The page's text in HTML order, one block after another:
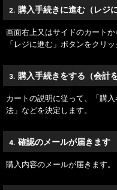
2. 購入手続きに進む（レジ
画面右上又はサイドのカート
「レジに進む」ボタンをクリッ
3. 購入手続きをする（会計
カートの説明に従って、「購
法」などを決定します。
4. 確認のメールが届きます
購入内容のメールが届きます。